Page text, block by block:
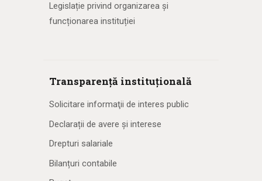
Legislație privind organizarea și
funcționarea instituției
Transparență instituțională
Solicitare informaţii de interes public
Declarații de avere și interese
Drepturi salariale
Bilanțuri contabile